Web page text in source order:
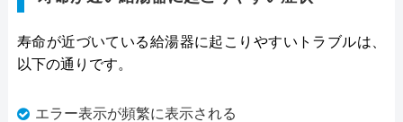
寿命が近づいている給湯器に起こりやすいトラブルは、
以下の通りです。
エラー表示が頻繁に表示される